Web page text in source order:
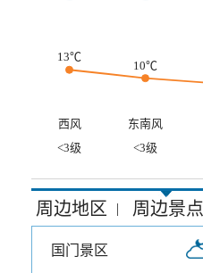
13℃
10℃
西风 东南风
<3级
<3级
周边地区 | 周边景点
国门景区